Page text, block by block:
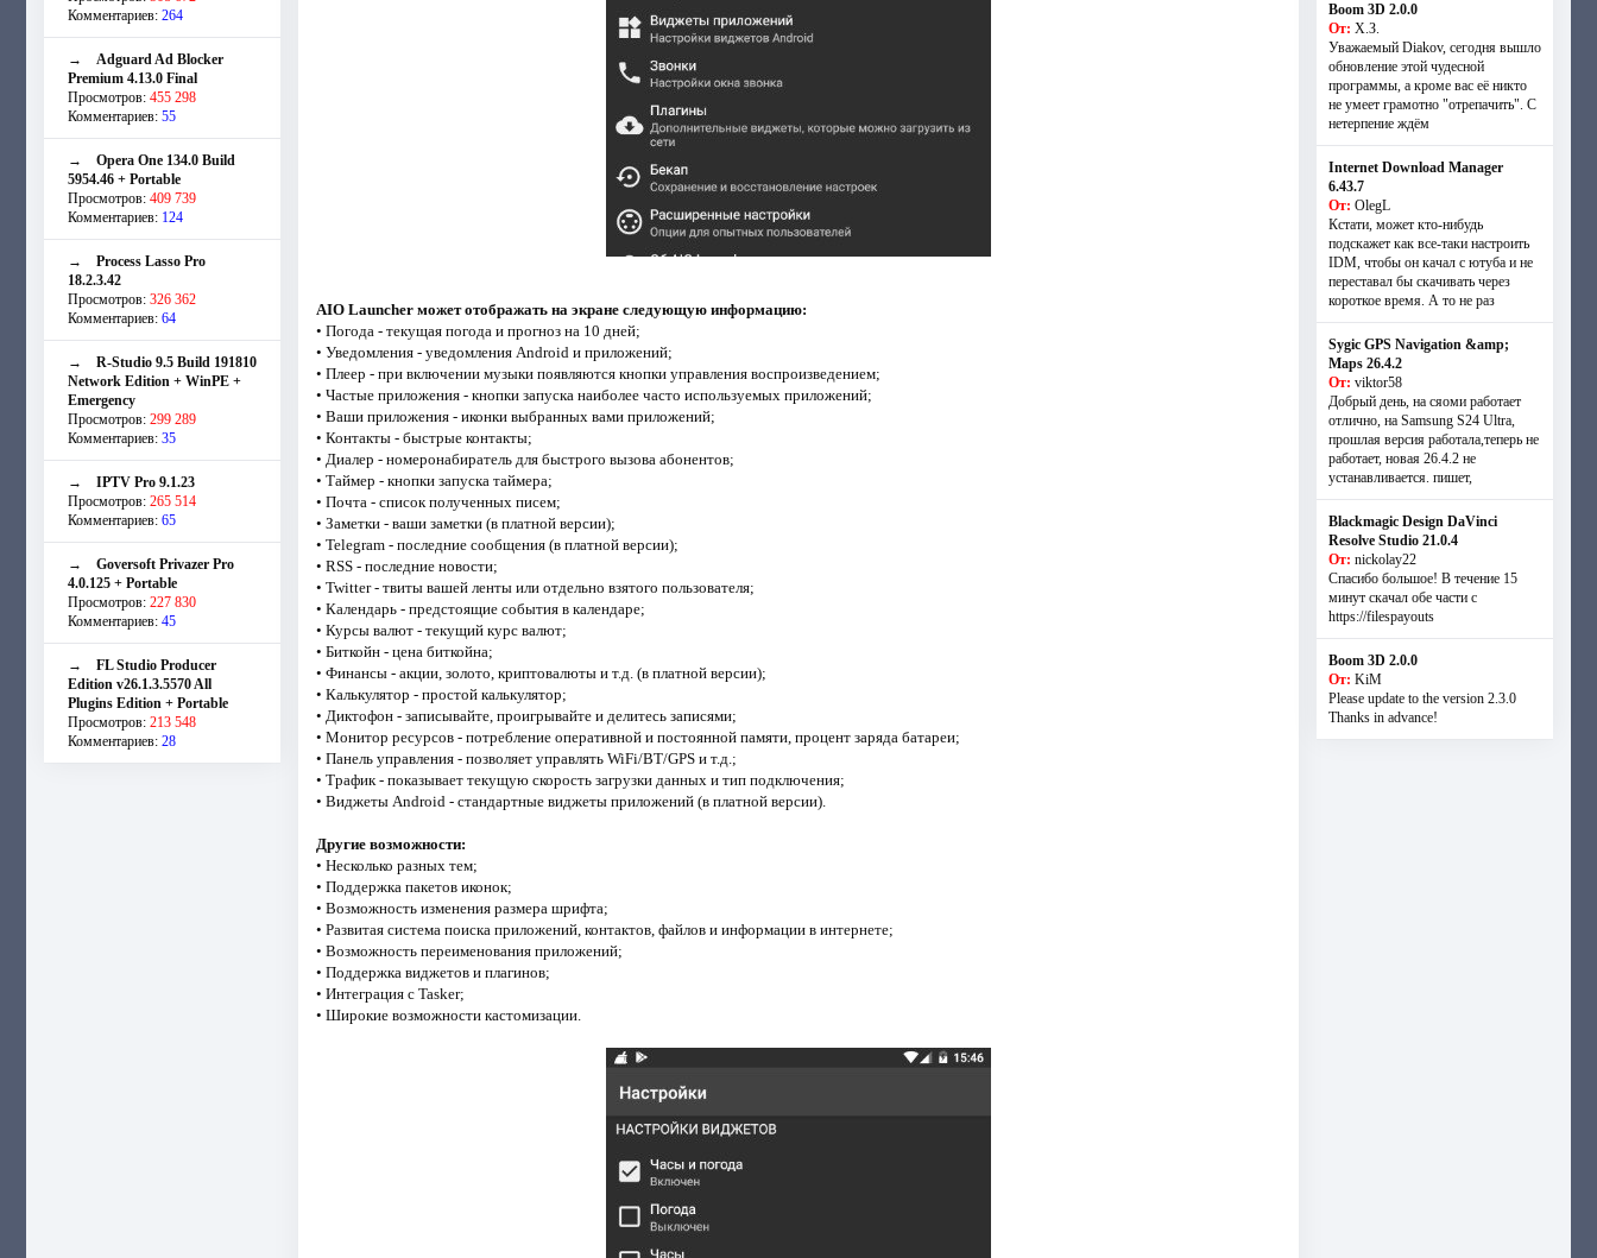
Комментариев: 264
→ Adguard Ad Blocker
Premium 4.13.0 Final
Просмотров: 455 298
Комментариев: 55
→ Opera One 134.0 Build
5954.46 + Portable
Просмотров: 409 739
Комментариев: 124
→ Process Lasso Pro
18.2.3.42
Просмотров: 326 362
Комментариев: 64
→ R-Studio 9.5 Build 191810
Network Edition + WinPE +
Emergency
Просмотров: 299 289
Комментариев: 35
→ IPTV Pro 9.1.23
Просмотров: 265 514
Комментариев: 65
→ Goversoft Privazer Pro
4.0.125 + Portable
Просмотров: 227 830
Комментариев: 45
→ FL Studio Producer
Edition v26.1.3.5570 All
Plugins Edition + Portable
Просмотров: 213 548
Комментариев: 28
AIO Launcher может отображать на экране следующую информацию:
• Погода - текущая погода и прогноз на 10 дней;
• Уведомления - уведомления Android и приложений;
• Плеер - при включении музыки появляются кнопки управления воспроизведением;
• Частые приложения - кнопки запуска наиболее часто используемых приложений;
• Ваши приложения - иконки выбранных вами приложений;
• Контакты - быстрые контакты;
• Диалер - номеронабиратель для быстрого вызова абонентов;
• Таймер - кнопки запуска таймера;
• Почта - список полученных писем;
• Заметки - ваши заметки (в платной версии);
• Telegram - последние сообщения (в платной версии);
• RSS - последние новости;
• Twitter - твиты вашей ленты или отдельно взятого пользователя;
• Календарь - предстоящие события в календаре;
• Курсы валют - текущий курс валют;
• Биткойн - цена биткойна;
• Финансы - акции, золото, криптовалюты и т.д. (в платной версии);
• Калькулятор - простой калькулятор;
• Диктофон - записывайте, проигрывайте и делитесь записями;
• Монитор ресурсов - потребление оперативной и постоянной памяти, процент заряда батареи;
• Панель управления - позволяет управлять WiFi/BT/GPS и т.д.;
• Трафик - показывает текущую скорость загрузки данных и тип подключения;
• Виджеты Android - стандартные виджеты приложений (в платной версии).
Другие возможности:
• Несколько разных тем;
• Поддержка пакетов иконок;
• Возможность изменения размера шрифта;
• Развитая система поиска приложений, контактов, файлов и информации в интернете;
• Возможность переименования приложений;
• Поддержка виджетов и плагинов;
• Интеграция с Tasker;
• Широкие возможности кастомизации.
Boom 3D 2.0.0
От: Х.З.
Уважаемый Diakov, сегодня вышло
обновление этой чудесной
программы, а кроме вас её никто
не умеет грамотно "отрепачить". С
нетерпение ждём
Internet Download Manager
6.43.7
От: OlegL
Кстати, может кто-нибудь
подскажет как все-таки настроить
IDM, чтобы он качал с ютуба и не
переставал бы скачивать через
короткое время. А то не раз
Sygic GPS Navigation &amp;
Maps 26.4.2
От: viktor58
Добрый день, на сяоми работает
отлично, на Samsung S24 Ultra,
прошлая версия работала,теперь не
работает, новая 26.4.2 не
устанавливается. пишет,
Blackmagic Design DaVinci
Resolve Studio 21.0.4
От: nickolay22
Спасибо большое! В течение 15
минут скачал обе части с
https://filespayouts
Boom 3D 2.0.0
От: KiM
Please update to the version 2.3.0
Thanks in advance!